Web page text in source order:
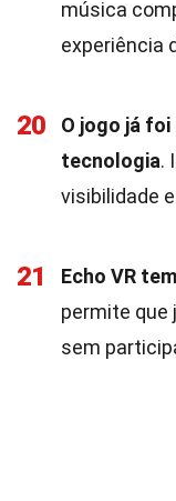
música
experiência
20
O jogo já
tecnologia.
visibilidade
21 Echo VR
permite que
sem